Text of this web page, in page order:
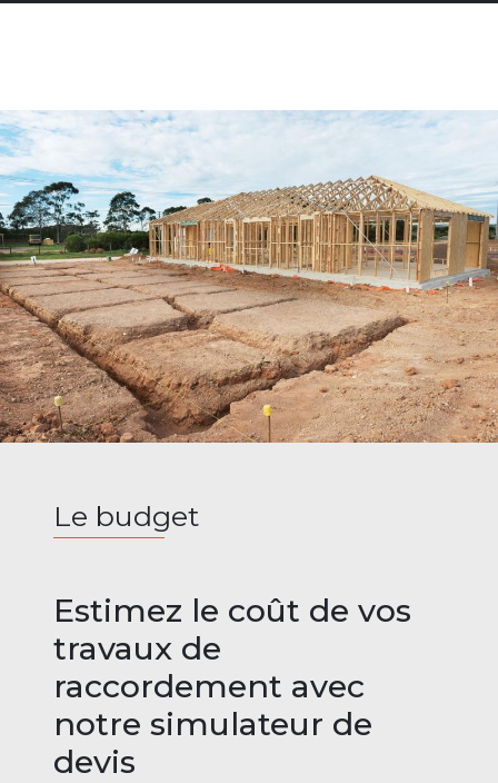
Le budget
Estimez le coût de vos
travaux de
raccordement avec
notre simulateur de
devis